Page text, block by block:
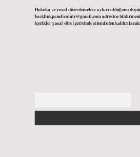
Hukuka ve yasal düzenlemelere aykırı olduğunu
backlinkpanelicomtr@gmail.comadresine
içerikler yasal süre içerisinde sitemizden